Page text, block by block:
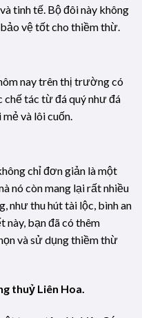
tinh tế. Bộ đôi này không
vệ tốt cho thiềm thừ.
nay trên thị trường có
tác từ đá quý như đá
và lôi cuốn.
chỉ đơn giản là một
nó còn mang lại rất nhiều
như thu hút tài lộc, bình an
này, bạn đã có thêm
và sử dụng thiềm thừ
thuỷ Liên Hoa.